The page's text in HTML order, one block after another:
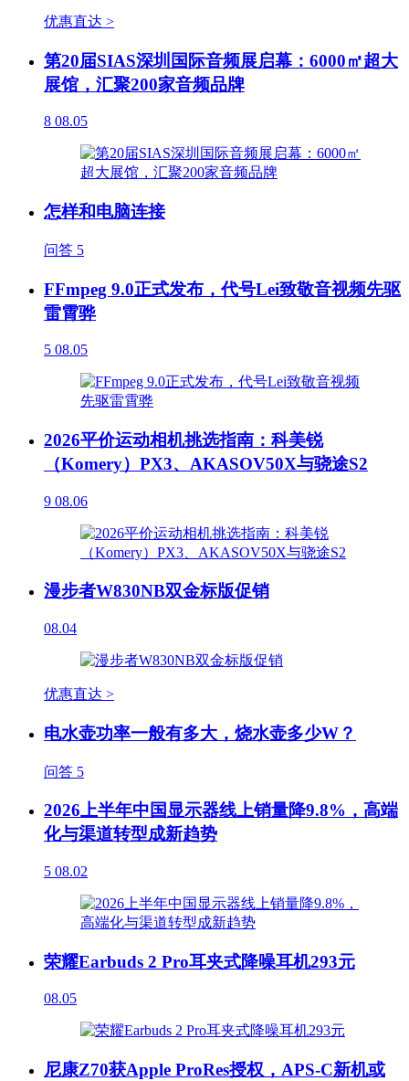
优惠直达 >
第20届SIAS深圳国际音频展启幕：6000㎡超大
展馆，汇聚200家音频品牌
8 08.05
怎样和电脑连接
问答 5
FFmpeg 9.0正式发布，代号Lei致敬音视频先驱
雷霄骅
5 08.05
2026平价运动相机挑选指南：科美锐
（Komery）PX3、AKASOV50X与骁途S2
9 08.06
漫步者W830NB双金标版促销
08.04
优惠直达 >
电水壶功率一般有多大，烧水壶多少W？
问答 5
2026上半年中国显示器线上销量降9.8%，高端
化与渠道转型成新趋势
5 08.02
荣耀Earbuds 2 Pro耳夹式降噪耳机293元
08.05
尼康Z70获Apple ProRes授权，APS-C新机或